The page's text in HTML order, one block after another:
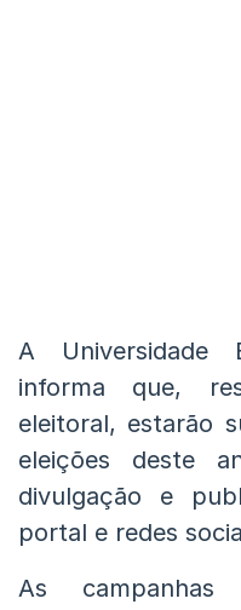
A Universidade
informa que,
eleitoral, estarão
eleições deste
divulgação e
portal e redes
As